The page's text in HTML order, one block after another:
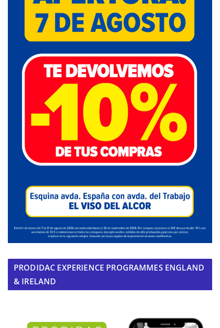
PRODIDAC EXPERIENCE PROGRAMMES ENGLAND
& IRELAND